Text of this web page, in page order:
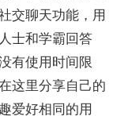
交聊天功能，用
士和学霸回答
有使用时间限
这里分享自己的
爱好相同的用